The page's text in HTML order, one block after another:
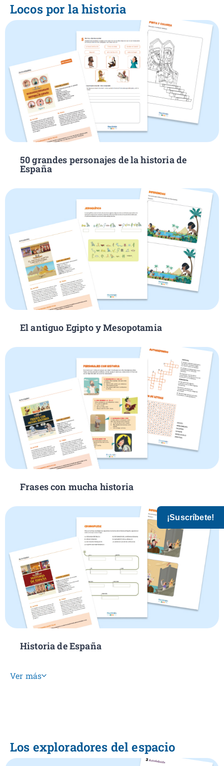
Locos por la historia
50 grandes personajes de la historia de
España
El antiguo Egipto y Mesopotamia
Frases con mucha historia
Historia de España
Ver más
Los exploradores del espacio
¡Suscríbete!